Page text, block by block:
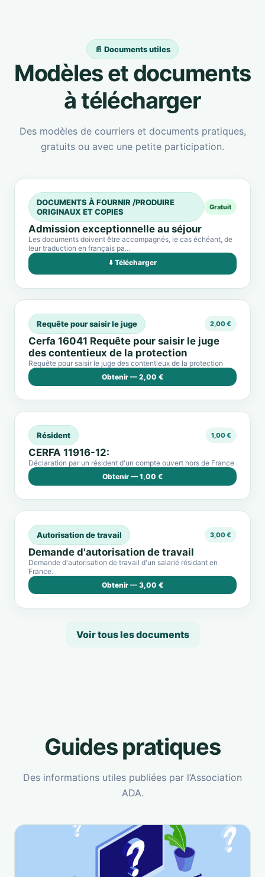
📄 Documents utiles
Modèles et documents
à télécharger
Des modèles de courriers et documents pratiques,
gratuits ou avec une petite participation.
DOCUMENTS À FOURNIR /PRODUIRE
ORIGINAUX ET COPIES
Gratuit
Admission exceptionnelle au séjour
Les documents doivent être accompagnés, le cas échéant, de
leur traduction en français pa…
⬇️ Télécharger
Requête pour saisir le juge 2,00 €
Cerfa 16041 Requête pour saisir le juge
des contentieux de la protection
Requête pour saisir le juge des contentieux de la protection
Obtenir — 2,00 €
Résident 1,00 €
CERFA 11916-12:
Déclaration par un résident d'un compte ouvert hors de France
Obtenir — 1,00 €
Autorisation de travail 3,00 €
Demande d'autorisation de travail
Demande d'autorisation de travail d'un salarié résidant en
France.
Obtenir — 3,00 €
Voir tous les documents
Guides pratiques
Des informations utiles publiées par l’Association
ADA.